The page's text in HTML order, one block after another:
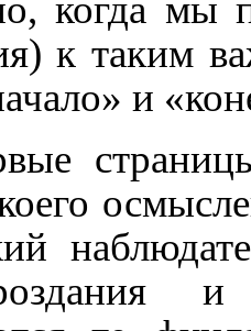
когда мы
к таким
и